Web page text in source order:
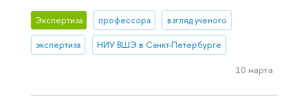
Экспертиза профессора взгляд ученого
экспертиза НИУ ВШЭ в Санкт-Петербурге
10 марта